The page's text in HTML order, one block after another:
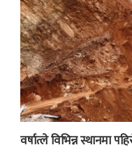
वर्षात्ले विभिन्न स्थानमा